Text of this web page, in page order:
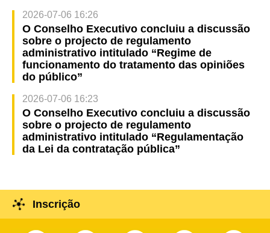
2026-07-06 16:26
O Conselho Executivo concluiu a discussão
sobre o projecto de regulamento
administrativo intitulado “Regime de
funcionamento do tratamento das opiniões
do público”
2026-07-06 16:23
O Conselho Executivo concluiu a discussão
sobre o projecto de regulamento
administrativo intitulado “Regulamentação
da Lei da contratação pública”
Inscrição